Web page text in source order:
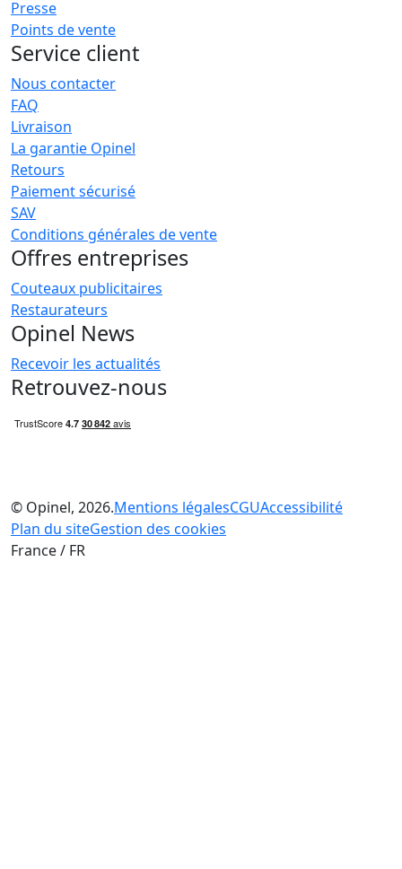
Presse
Points de vente
Service client
Nous contacter
FAQ
Livraison
La garantie Opinel
Retours
Paiement sécurisé
SAV
Conditions générales de vente
Offres entreprises
Couteaux publicitaires
Restaurateurs
Opinel News
Recevoir les actualités
Retrouvez-nous
© Opinel, 2026.Mentions légalesCGUAccessibilité
Plan du siteGestion des cookies
France / FR